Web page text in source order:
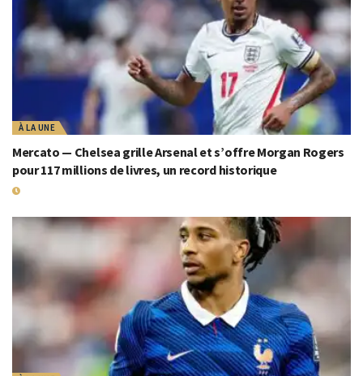
À LA UNE
Mercato — Chelsea grille Arsenal et s’offre Morgan Rogers
pour 117 millions de livres, un record historique